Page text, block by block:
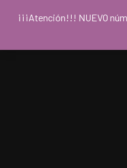
¡¡¡Atención!!! NUEVO